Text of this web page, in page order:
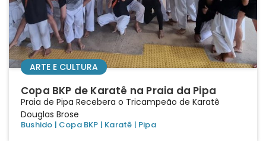
ARTE E CULTURA
Copa BKP de Karatê na Praia da Pipa
Praia de Pipa Recebera o Tricampeão de Karatê
Douglas Brose
Bushido | Copa BKP | Karatê | Pipa